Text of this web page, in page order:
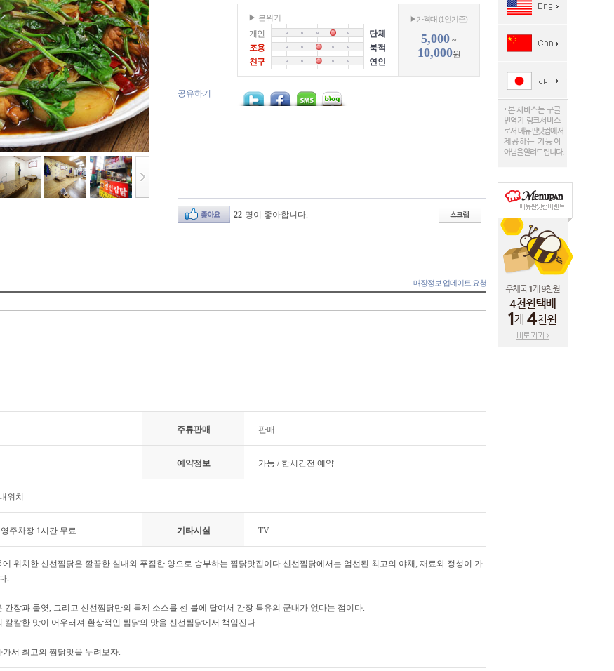
▶ 분위기
개인
단체
조용
북적
친구
연인
▶가격대 (1인기준)
5,000 ~
10,000원
공유하기
22 명이 좋아합니다.
매장정보 업데이트 요청
주류판매 판매
예약정보 가능 / 한시간전 예약
위치
주차장 1시간 무료 기타시설 TV
위치한 신선찜닭은 깔끔한 실내와 푸짐한 양으로 승부하는 찜닭맛집이다.신선찜닭에서는 엄선된 최고의 야채, 재료와 정성이 가
.
간장과 물엿, 그리고 신선찜닭만의 특제 소스를 센 불에 달여서 간장 특유의 군내가 없다는 점이다.
칼칼한 맛이 어우러져 환상적인 찜닭의 맛을 신선찜닭에서 책임진다.
서 최고의 찜닭맛을 누려보자.